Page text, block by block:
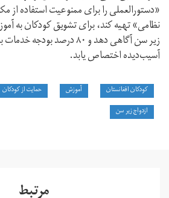
«دستورالعملی را برای ممنوعیت استفاده
نظامی» تهیه کند، برای تشویق کودکان به
زیر سن آگاهی‌ دهد و ۸۰ درصد
آسیب‌‌دیده اختصاص یابد.
کودکان افغانستان آموزش حمایت از کودکان
ازدواج زیر سن